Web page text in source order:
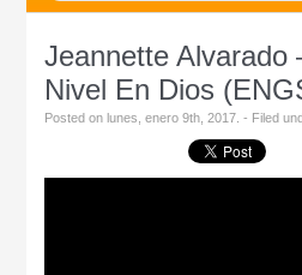
Jeannette Alvarado
Nivel En Dios
Posted on lunes, enero 9th, 2017. - Filed